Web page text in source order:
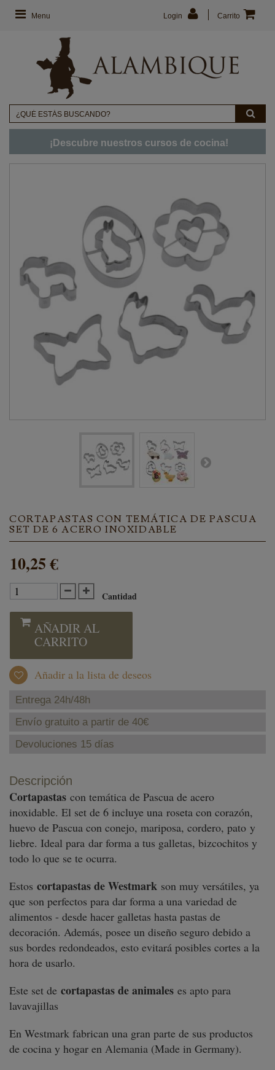
Menu Carrito
Login
¡Descubre nuestros cursos de cocina!
CORTAPASTAS CON TEMÁTICA DE PASCUA
SET DE 6 ACERO INOXIDABLE
10,25 €
Cantidad
AÑADIR AL
CARRITO
Añadir a la lista de deseos
Entrega 24h/48h
Envío gratuito a partir de 40€
Devoluciones 15 días
Descripción
Cortapastas con temática de Pascua de acero
inoxidable. El set de 6 incluye una roseta con corazón,
huevo de Pascua con conejo, mariposa, cordero, pato y
liebre. Ideal para dar forma a tus galletas, bizcochitos y
todo lo que se te ocurra.
Estos cortapastas de Westmark son muy versátiles, ya
que son perfectos para dar forma a una variedad de
alimentos - desde hacer galletas hasta pastas de
decoración. Además, posee un diseño seguro debido a
sus bordes redondeados, esto evitará posibles cortes a la
hora de usarlo.
Este set de cortapastas de animales es apto para
lavavajillas
En Westmark fabrican una gran parte de sus productos
de cocina y hogar en Alemania (Made in Germany).